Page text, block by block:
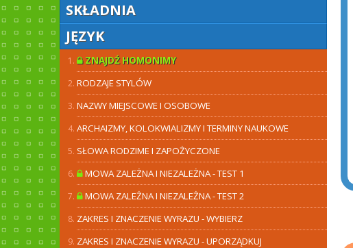
SKŁADNIA
JĘZYK
ZNAJDŹ HOMONIMY
RODZAJE STYLÓW
NAZWY MIEJSCOWE I OSOBOWE
ARCHAIZMY, KOLOKWIALIZMY I TERMINY NAUKOWE
SŁOWA RODZIME I ZAPOŻYCZONE
MOWA ZALEŻNA I NIEZALEŻNA - TEST 1
MOWA ZALEŻNA I NIEZALEŻNA - TEST 2
ZAKRES I ZNACZENIE WYRAZU - WYBIERZ
ZAKRES I ZNACZENIE WYRAZU - UPORZĄDKUJ